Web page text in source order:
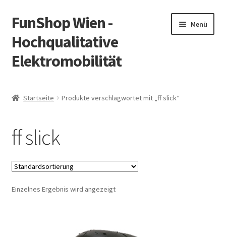
Zur
Navigation
springen
Zum
Inhalt
springen
FunShop Wien -
Hochqualitative
Elektromobilität
Menü
Vorsicht Internetbetrug
Über FunShop
Impressum
Startseite Produkte verschlagwortet mit „ff slick“
ff slick
Einzelnes Ergebnis wird angezeigt